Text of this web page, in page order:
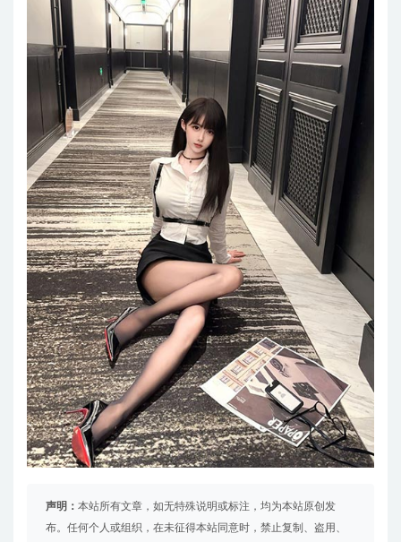
声明： 本站所有文章，如无特殊说明或标注，均为本站原创发
布。任何个人或组织，在未征得本站同意时，禁止复制、盗用、